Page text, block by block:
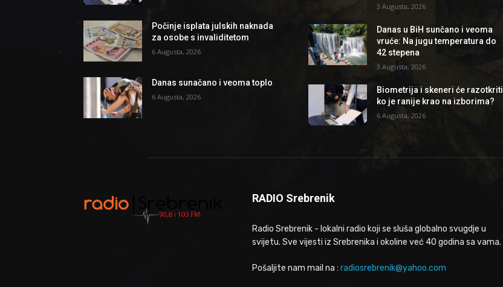
Počinje isplata julskih naknada
za osobe s invaliditetom
6 Augusta, 2026
Danas sunačano i veoma toplo
6 Augusta, 2026
3 Augusta, 2026
Danas u BiH sunčano i veoma
vruće: Na jugu temperatura do
42 stepena
3 Augusta, 2026
Biometrija i skeneri će razotkriti
ko je ranije krao na izborima?
6 Augusta, 2026
RADIO Srebrenik
Radio Srebrenik - lokalni radio koji se sluša globalno svugdje u
svijetu. Sve vijesti iz Srebrenika i okoline već 40 godina sa vama.
Pošaljite nam mail na : radiosrebrenik@yahoo.com